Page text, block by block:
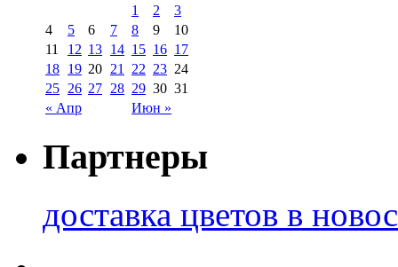
« Апр Июн »
1 2
3
4
5 6 7 8 9
10
11
12 13 14 15 16 17
18 19 20 21 22 23 24
25 26 27 28 29 30 31
Партнеры
доставка цветов в